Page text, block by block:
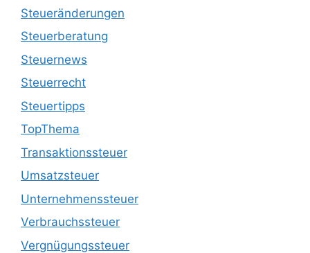
Steueränderungen
Steuerberatung
Steuernews
Steuerrecht
Steuertipps
TopThema
Transaktionssteuer
Umsatzsteuer
Unternehmenssteuer
Verbrauchssteuer
Vergnügungssteuer